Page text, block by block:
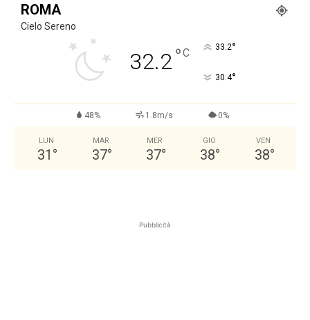
ROMA
Cielo Sereno
32.2°C 33.2°
30.4°
48% 1.8m/s 0%
LUN
31 °
MAR
37°
MER
37°
GIO
38°
VEN
38°
Pubblicità